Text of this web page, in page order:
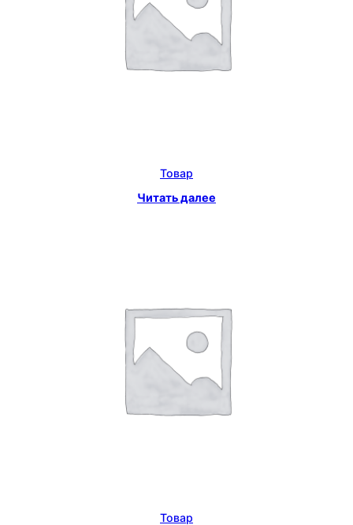
Товар
Читать далее
Товар